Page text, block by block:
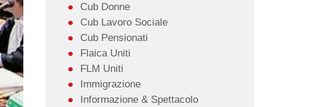
Cub Donne
Cub Lavoro Sociale
Cub Pensionati
Flaica Uniti
FLM Uniti
Immigrazione
Informazione & Spettacolo